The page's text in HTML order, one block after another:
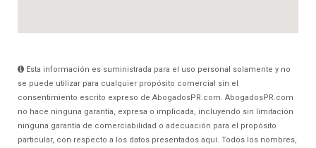
Esta información es suministrada para el uso personal solamente y no
se puede utilizar para cualquier propósito comercial sin el
consentimiento escrito expreso de AbogadosPR.com. AbogadosPR.com
no hace ninguna garantía, expresa o implicada, incluyendo sin limitación
ninguna garantía de comerciabilidad o adecuación para el propósito
particular, con respecto a los datos presentados aquí. Todos los nombres,